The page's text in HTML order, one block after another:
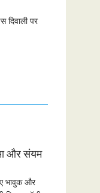
दिवाली पर
और संयम
भावुक और